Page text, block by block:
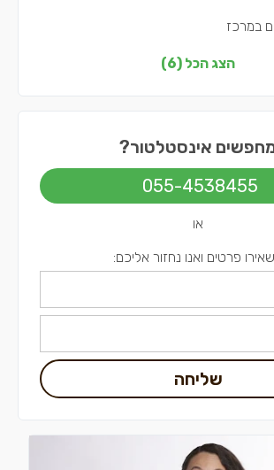
במרכז
בדרום
בשפלה
הצג הכל (6)
אינסטלטור?
055-4538455
או
פרטים ואנו נחזור אליכם:
שליחה